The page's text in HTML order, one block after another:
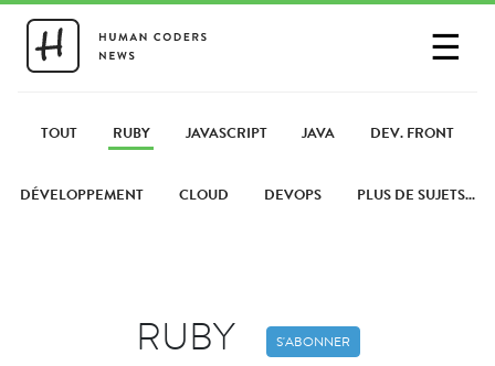
☰
PARTAGER UN LIEN
TOUT RUBY JAVASCRIPT JAVA DEV. FRONT
DÉVELOPPEMENT CLOUD DEVOPS PLUS DE SUJETS...
RUBY S'ABONNER